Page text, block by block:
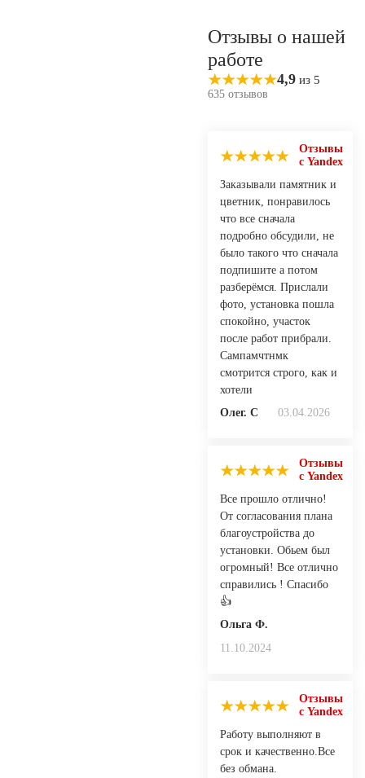
Отзывы о нашей
работе
4,9 из 5
635 отзывов
Отзывы
с Yandex
Заказывали памятник и
цветник, понравилось
что все сначала
подробно обсудили, не
было такого что сначала
подпишите а потом
разберёмся. Прислали
фото, установка пошла
спокойно, участок
после работ прибрали.
Сампамчтнмк
смотрится строго, как и
хотели
Олег. С
03.04.2026
Отзывы
с Yandex
Все прошло отлично!
От согласования плана
благоустройства до
установки. Обьем был
огромный! Все отлично
справились ! Спасибо
👍
Ольга Ф.
11.10.2024
Отзывы
с Yandex
Работу выполняют в
срок и качественно.Все
без обмана.